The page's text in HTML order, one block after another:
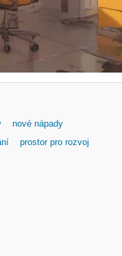
nové nápady
prostor pro rozvoj